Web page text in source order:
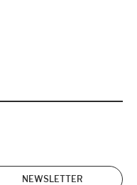
NEWSLETTER